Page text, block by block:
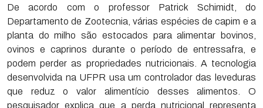
De acordo com o professor Patrick Schimidt, do
Departamento de Zootecnia, várias espécies de capim e a
planta do milho são estocados para alimentar bovinos,
ovinos e caprinos durante o período de entressafra, e
podem perder as propriedades nutricionais. A tecnologia
desenvolvida na UFPR usa um controlador das leveduras
que reduz o valor alimentício desses alimentos. O
pesquisador explica que a perda nutricional representa